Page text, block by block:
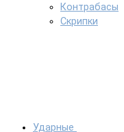
Контрабасы
Скрипки
Ударные